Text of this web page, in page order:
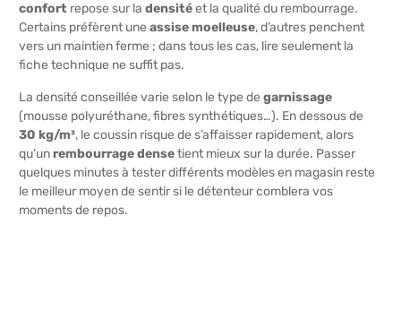
confort repose sur la densitéet la qualité du rembourrage.
Certains préfèrent une assise moelleuse, d’autres penchent
vers un maintien ferme ; dans tous les cas, lire seulement la
fiche technique ne suffit pas.
La densité conseillée varie selon le type de garnissage
(mousse polyuréthane, fibres synthétiques…). En dessous de
30 kg/m³, le coussin risque de s’affaisser rapidement, alors
qu’unrembourrage densetient mieux sur la durée. Passer
quelques minutes à tester différents modèles en magasin reste
le meilleur moyen de sentir si le détenteur comblera vos
moments de repos.